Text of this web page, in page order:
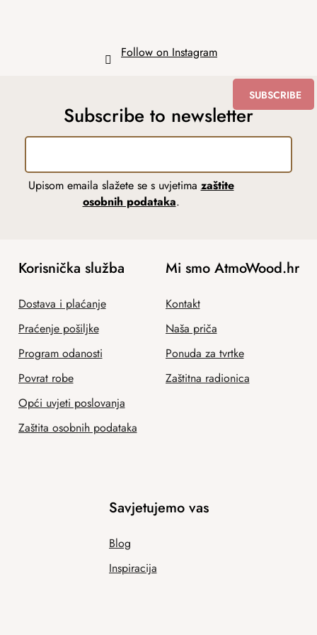
Follow on Instagram
Subscribe to newsletter
Upisom emaila slažete se s uvjetima zaštite
osobnih podataka.
SUBSCRIBE
Korisnička služba
Dostava i plaćanje
Praćenje pošiljke
Program odanosti
Povrat robe
Opći uvjeti poslovanja
Zaštita osobnih podataka
Mi smo AtmoWood.hr
Kontakt
Naša priča
Ponuda za tvrtke
Zaštitna radionica
Savjetujemo vas
Blog
Inspiracija